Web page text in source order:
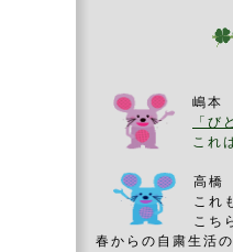
嶋本
「び
これ
高橋
これ
こち
春からの自粛生活